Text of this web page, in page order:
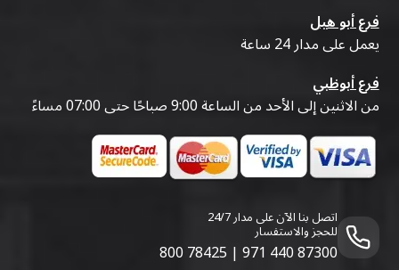
فرع أبو هيل
يعمل على مدار 24 ساعة
فرع أبوظبي
من الاثنين إلى الأحد من الساعة 9:00 صباحًا حتى 07:00 مساءً
اتصل بنا الآن على مدار 24/7
للحجز والاستفسار
800 78425 | 971 440 87300